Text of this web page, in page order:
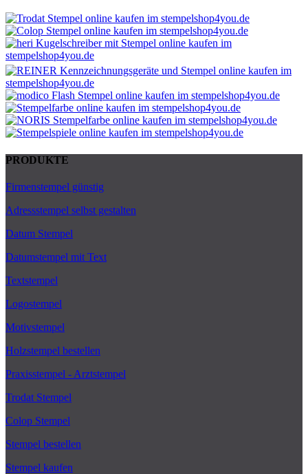
PRODUKTE
Firmenstempel günstig
Adressstempel selbst gestalten
Datum Stempel
Datumstempel mit Text
Textstempel
Logostempel
Motivstempel
Holzstempel bestellen
Praxisstempel - Arztstempel
Trodat Stempel
Colop Stempel
Stempel bestellen
Stempel kaufen